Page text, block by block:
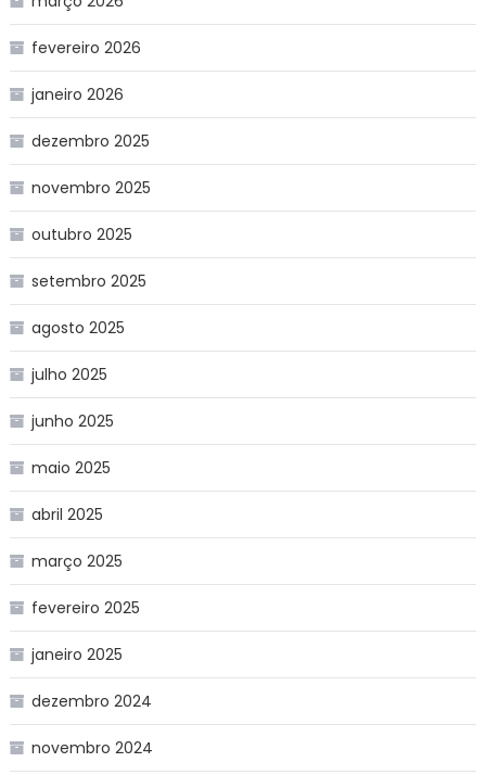
fevereiro 2026
janeiro 2026
dezembro 2025
novembro 2025
outubro 2025
setembro 2025
agosto 2025
julho 2025
junho 2025
maio 2025
abril 2025
março 2025
fevereiro 2025
janeiro 2025
dezembro 2024
novembro 2024